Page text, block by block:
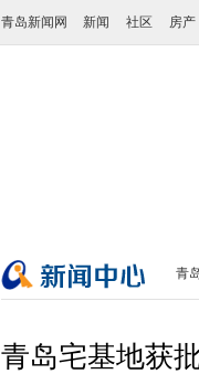
青岛新闻网 新闻 社区 房产
青
青岛宅基地获